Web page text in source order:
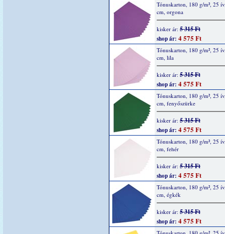
Tónuskarton, 180 g/m², 25
cm, orgona
kisker ár: 5 315 Ft
shop ár: 4 575 Ft
Tónuskarton, 180 g/m², 25
cm, lila
kisker ár: 5 315 Ft
shop ár: 4 575 Ft
Tónuskarton, 180 g/m², 25
cm, fenyőszürke
kisker ár: 5 315 Ft
shop ár: 4 575 Ft
Tónuskarton, 180 g/m², 25
cm, fehér
kisker ár: 5 315 Ft
shop ár: 4 575 Ft
Tónuskarton, 180 g/m², 25
cm, égkék
kisker ár: 5 315 Ft
shop ár: 4 575 Ft